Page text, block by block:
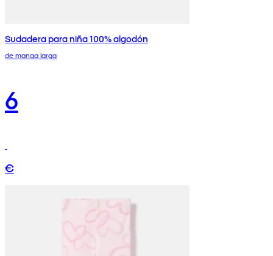
Sudadera para niña 100% algodón
de manga larga
6
€